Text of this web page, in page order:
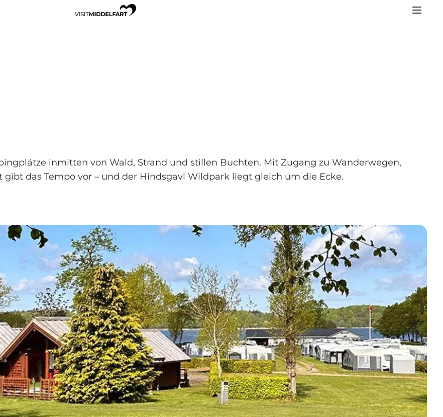
inmitten von Wald, Strand und stillen Buchten. Mit Zugang zu Wanderwegen,
das Tempo vor – und der Hindsgavl Wildpark liegt gleich um die Ecke.